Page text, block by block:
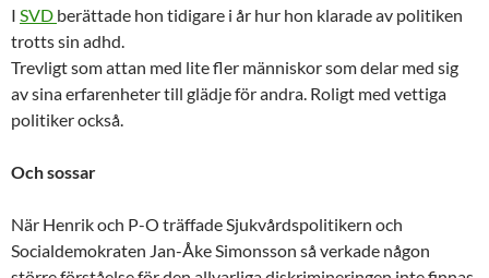
I SVD berättade hon tidigare i år hur hon klarade av politiken
trotts sin adhd.
Trevligt som attan med lite fler människor som delar med sig
av sina erfarenheter till glädje för andra. Roligt med vettiga
politiker också.
Och sossar
När Henrik och P-O träffade Sjukvårdspolitikern och
Socialdemokraten Jan-Åke Simonsson så verkade någon